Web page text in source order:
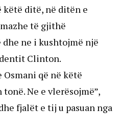
këtë ditë, në ditën e
të gjithë
ne i kushtojmë një
Clinton.
që në këtë
Ne e vlerësojmë”,
fjalët e tij u pasuan nga